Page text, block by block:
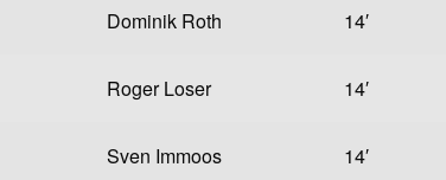
Dominik Roth 14′
Roger Loser 14′
Sven Immoos 14′